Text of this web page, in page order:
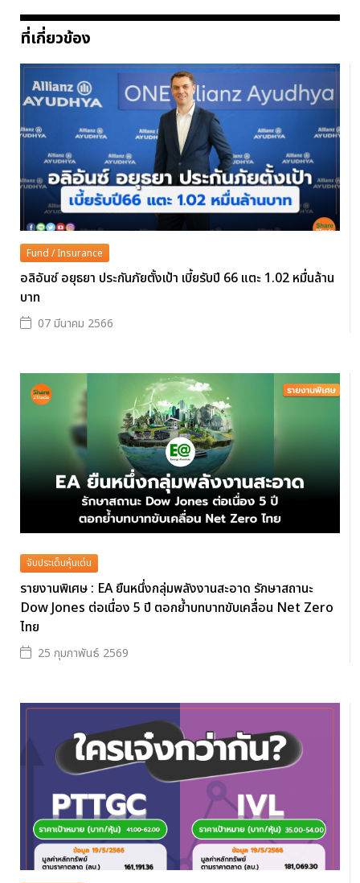
ที่เกี่ยวข้อง
Fund / Insurance
อลิอันซ์ อยุธยา ประกันภัยตั้งเป้า เบี้ยรับปี 66 แตะ 1.02 หมื่นล้าน
บาท
07 มีนาคม 2566
จับประเด็นหุ้นเด่น
รายงานพิเศษ : EA ยืนหนึ่งกลุ่มพลังงานสะอาด รักษาสถานะ
Dow Jones ต่อเนื่อง 5 ปี ตอกย้ำบทบาทขับเคลื่อน Net Zero
ไทย
25 กุมภาพันธ์ 2569